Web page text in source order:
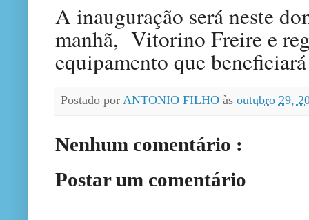
A inauguração será neste
manhã, Vitorino Freire e
equipamento que
Postado por ANTONIO FILHO às outubro 29,
Nenhum comentário :
Postar um comentário